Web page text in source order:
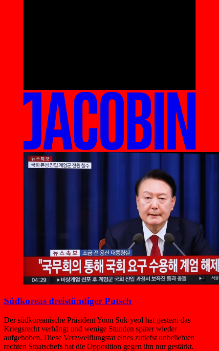
Südkoreas dreistündiger Putsch
Der südkoreanische Präsident Yoon Suk-yeol hat gestern das
Kriegsrecht verhängt und wenige Stunden später wieder
aufgehoben. Diese Verzweiflungstat eines zutiefst unbeliebten
rechten Staatschefs hat die Opposition gegen ihn nur gestärkt.